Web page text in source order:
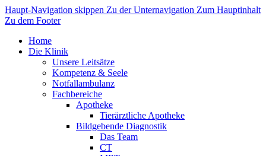
Haupt-Navigation skippen Zu der Unternavigation Zum Hauptinhalt
Zu dem Footer
Home
Die Klinik
Unsere Leitsätze
Kompetenz & Seele
Notfallambulanz
Fachbereiche
Apotheke
Tierärztliche Apotheke
Bildgebende Diagnostik
Das Team
CT